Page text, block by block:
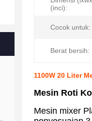
(inci):
Cocok untuk:
Berat bersih:
1100W 20 Liter
Mesin Roti
Mesin mixer